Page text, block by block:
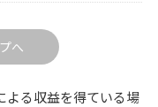
へ
よる収益を得ている場